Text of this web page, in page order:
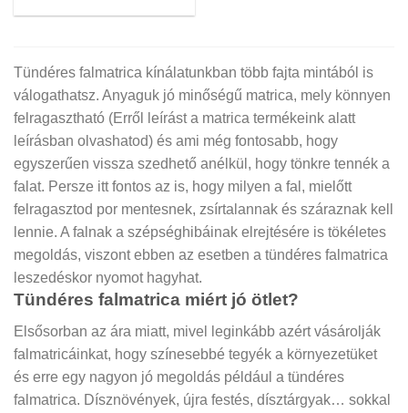
-
Tündéres falmatrica kínálatunkban több fajta mintából is
válogathatsz. Anyaguk jó minőségű matrica, mely könnyen
felragasztható (Erről leírást a matrica termékeink alatt
leírásban olvashatod) és ami még fontosabb, hogy
egyszerűen vissza szedhető anélkül, hogy tönkre tennék a
falat. Persze itt fontos az is, hogy milyen a fal, mielőtt
felragasztod por mentesnek, zsírtalannak és száraznak kell
lennie. A falnak a szépséghibáinak elrejtésére is tökéletes
megoldás, viszont ebben az esetben a tündéres falmatrica
leszedéskor nyomot hagyhat.
Tündéres falmatrica miért jó ötlet?
Elsősorban az ára miatt, mivel leginkább azért vásárolják
falmatricáinkat, hogy színesebbé tegyék a környezetüket
és erre egy nagyon jó megoldás például a tündéres
falmatrica. Dísznövények, újra festés, dísztárgyak… sokkal